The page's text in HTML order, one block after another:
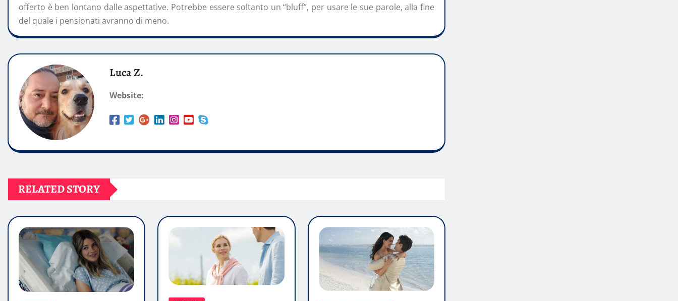
offerto è ben lontano dalle aspettative. Potrebbe essere soltanto un “bluff”, per usare le sue parole, alla fine
del quale i pensionati avranno di meno.
Luca Z.
Website:
RELATED STORY